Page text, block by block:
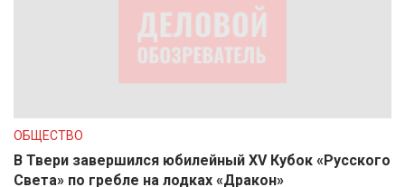
ОБЩЕСТВО
В Твери завершился юбилейный XV Кубок «Русского
Света» по гребле на лодках «Дракон»